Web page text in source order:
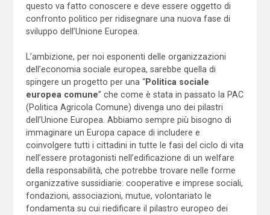
questo va fatto conoscere e deve essere oggetto di
confronto politico per ridisegnare una nuova fase di
sviluppo dell’Unione Europea.
L’ambizione, per noi esponenti delle organizzazioni
dell’economia sociale europea, sarebbe quella di
spingere un progetto per una “Politica sociale
europea comune” che come è stata in passato la PAC
(Politica Agricola Comune) divenga uno dei pilastri
dell’Unione Europea. Abbiamo sempre più bisogno di
immaginare un Europa capace di includere e
coinvolgere tutti i cittadini in tutte le fasi del ciclo di vita
nell’essere protagonisti nell’edificazione di un welfare
della responsabilità, che potrebbe trovare nelle forme
organizzative sussidiarie: cooperative e imprese sociali,
fondazioni, associazioni, mutue, volontariato le
fondamenta su cui riedificare il pilastro europeo dei